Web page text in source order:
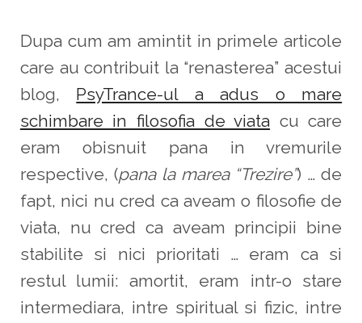
Dupa cum am amintit in primele articole
care au contribuit la “renasterea” acestui
blog, PsyTrance-ul a adus o mare
schimbare in filosofia de viata cu care
eram obisnuit pana in vremurile
respective, (pana la marea “Trezire”) … de
fapt, nici nu cred ca aveam o filosofie de
viata, nu cred ca aveam principii bine
stabilite si nici prioritati … eram ca si
restul lumii: amortit, eram intr-o stare
intermediara, intre spiritual si fizic, intre